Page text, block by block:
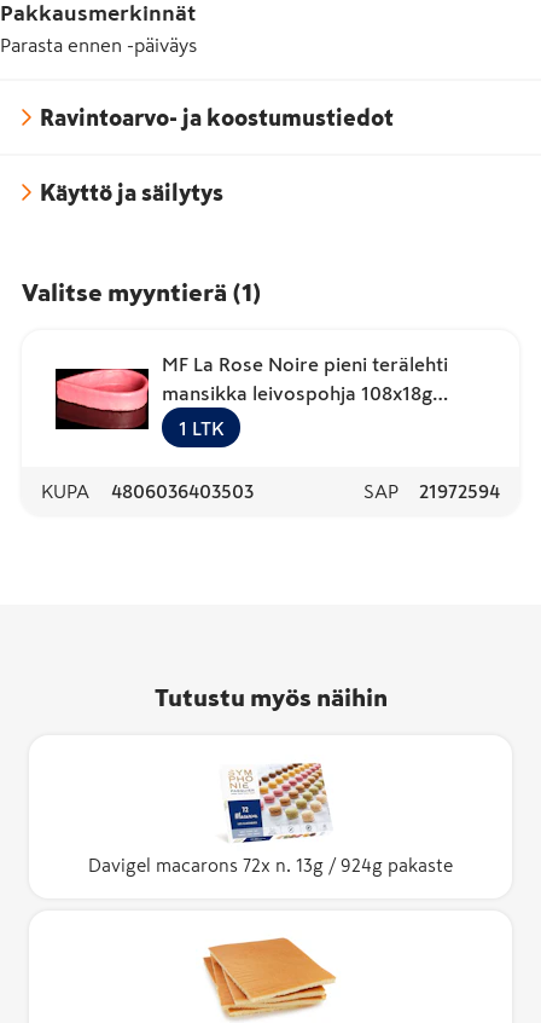
Pakkausmerkinnät
Parasta ennen -päiväys
Ravintoarvo- ja koostumustiedot
Käyttö ja säilytys
Valitse myyntierä (1 )
MF La Rose Noire pieni terälehti
mansikka leivospohja 108x18g
pakaste
1 LTK
KUPA 4806036403503 SAP 21972594
Tutustu myös näihin
Davigel macarons 72x n. 13g / 924g pakaste